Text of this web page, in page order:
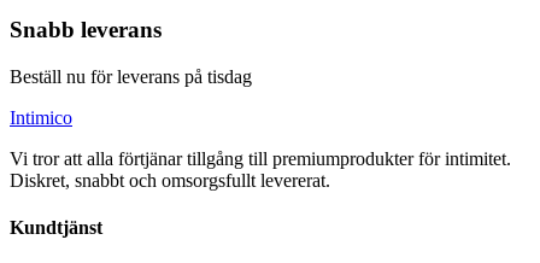
Snabb leverans
Beställ nu för leverans på tisdag
Intimico
Vi tror att alla förtjänar tillgång till premiumprodukter för intimitet.
Diskret, snabbt och omsorgsfullt levererat.
Kundtjänst